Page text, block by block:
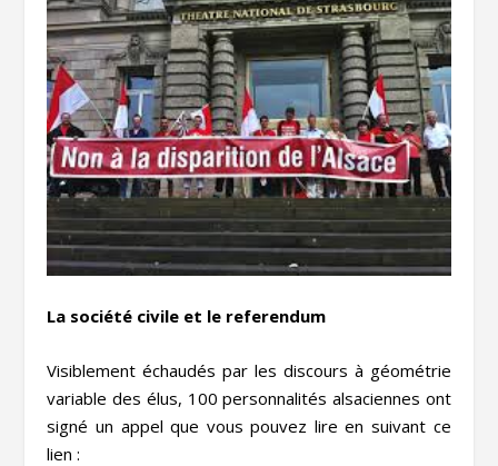
La société civile et le referendum
Visiblement échaudés par les discours à géométrie
variable des élus, 100 personnalités alsaciennes ont
signé un appel que vous pouvez lire en suivant ce
lien :